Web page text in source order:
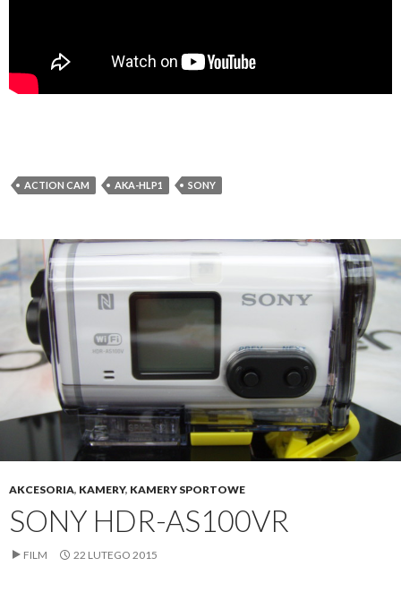
ACTION CAM AKA-HLP1 SONY
AKCESORIA, KAMERY, KAMERY SPORTOWE
SONY HDR-AS100VR
FILM 22 LUTEGO 2015